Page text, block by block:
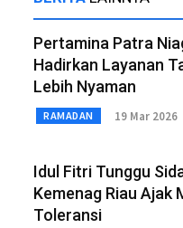
Pertamina Patra
Hadirkan Layanan
Lebih Nyaman
RAMADAN 19 Mar 2026
Idul Fitri Tunggu
Kemenag Riau Ajak
Toleransi